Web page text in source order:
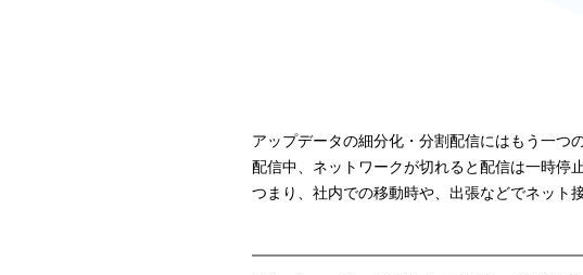
アップデータの細分化・分割配信にはもう一つ
配信中、ネットワークが切れると配信は一時停
つまり、社内での移動時や、出張などでネット